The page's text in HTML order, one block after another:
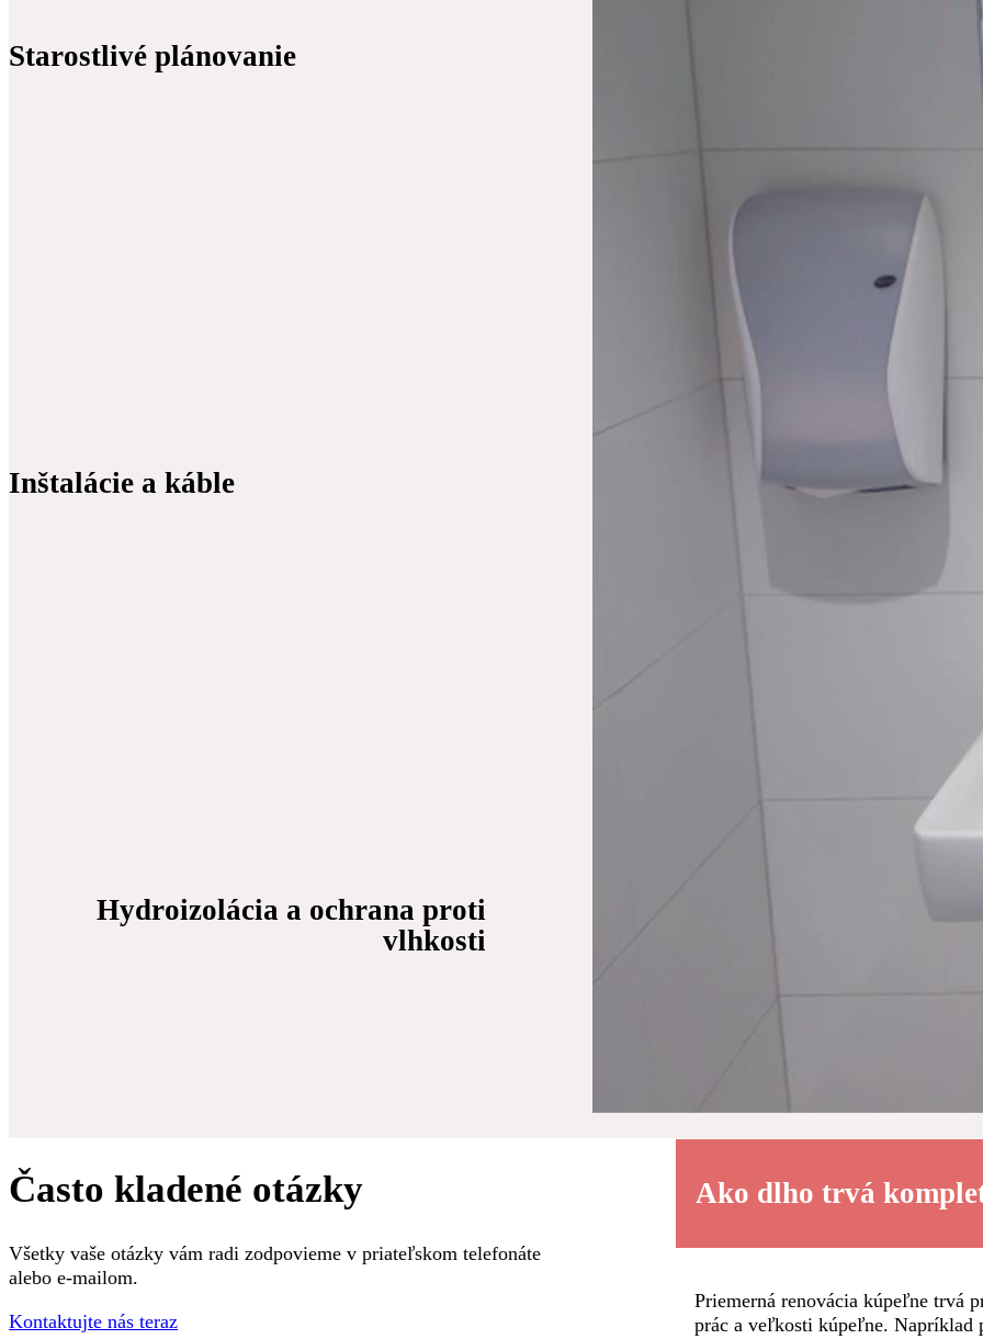
Starostlivé plánovanie
Inštalácie a káble
Hydroizolácia a ochrana proti
vlhkosti
Často kladené otázky
Všetky vaše otázky vám radi zodpovieme v priateľskom telefonáte
alebo e-mailom.
Kontaktujte nás teraz
Ako dlho trvá
Priemerná renovácia kúpeľne trvá
prác a veľkosti kúpeľne. Napríklad